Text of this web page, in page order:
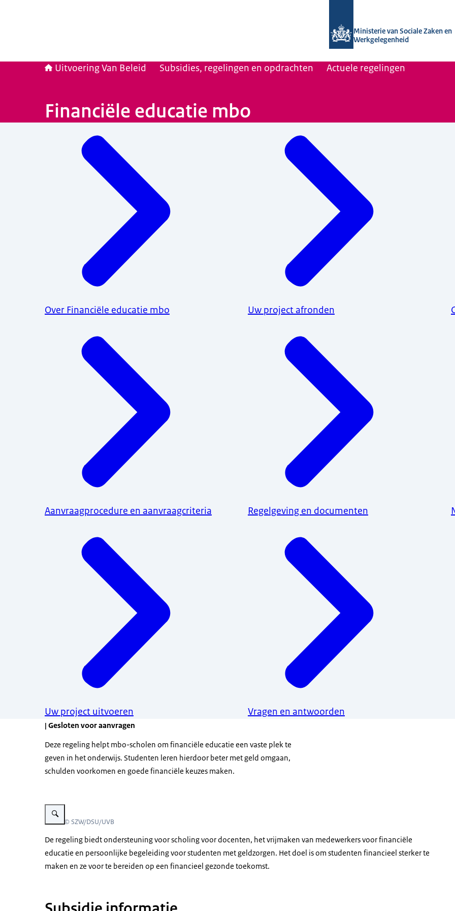
Ministerie van Sociale Zaken en
Werkgelegenheid
Uitvoering Van Beleid Subsidies, regelingen en opdrachten Actuele regelingen
Financiële educatie mbo
Over Financiële educatie mbo
Aanvraagprocedure en aanvraagcriteria
Uw project uitvoeren
Uw project afronden
Regelgeving en documenten
Vragen en antwoorden
| Gesloten voor aanvragen
Deze regeling helpt mbo-scholen om financiële educatie een vaste plek te
geven in het onderwijs. Studenten leren hierdoor beter met geld omgaan,
schulden voorkomen en goede financiële keuzes maken.
Vergroot afbeelding Campagne beeld van vrouw in schoolsituatie die vinger opsteekt
Beeld: © SZW/DSU/UVB
De regeling biedt ondersteuning voor scholing voor docenten, het vrijmaken van medewerkers voor financiële
educatie en persoonlijke begeleiding voor studenten met geldzorgen. Het doel is om studenten financieel sterker te
maken en ze voor te bereiden op een financieel gezonde toekomst.